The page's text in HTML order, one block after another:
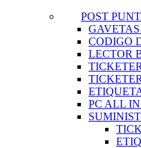
POST
CODIGO
LECTOR
PC ALL